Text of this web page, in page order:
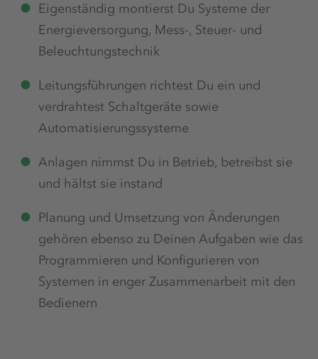
Eigenständig montierst Du Systeme der
Energieversorgung, Mess-, Steuer- und
Beleuchtungstechnik
Leitungsführungen richtest Du ein und
verdrahtest Schaltgeräte sowie
Automatisierungssysteme
Anlagen nimmst Du in Betrieb, betreibst sie
und hältst sie instand
Planung und Umsetzung von Änderungen
gehören ebenso zu Deinen Aufgaben wie das
Programmieren und Konfigurieren von
Systemen in enger Zusammenarbeit mit den
Bedienern